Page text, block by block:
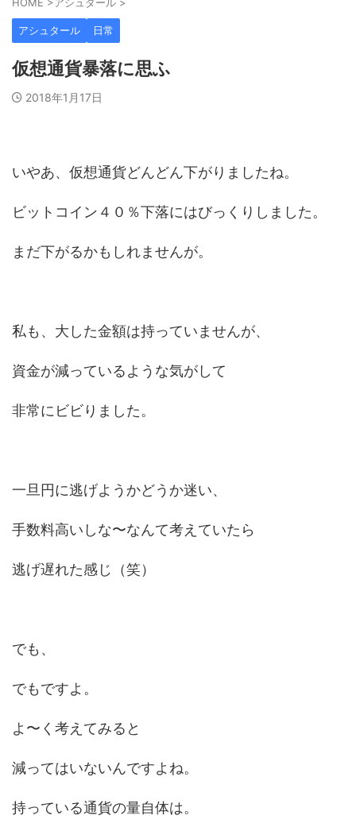
アシュタール 日常
仮想通貨暴落に思ふ
2018年1月17日
いやあ、仮想通貨どんどん下がりましたね。
ビットコイン４０％下落にはびっくりしました。
まだ下がるかもしれませんが。
私も、大した金額は持っていませんが、
資金が減っているような気がして
非常にビビりました。
一旦円に逃げようかどうか迷い、
手数料高いしな〜なんて考えていたら
逃げ遅れた感じ（笑）
でも、
でもですよ。
よ〜く考えてみると
減ってはいないんですよね。
持っている通貨の量自体は。